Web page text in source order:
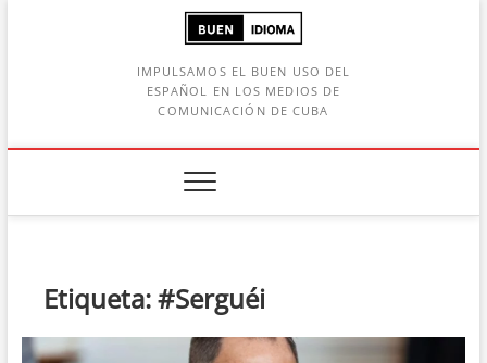
IMPULSAMOS EL BUEN USO DEL
ESPAÑOL EN LOS MEDIOS DE
COMUNICACIÓN DE CUBA
Etiqueta:#Serguéi